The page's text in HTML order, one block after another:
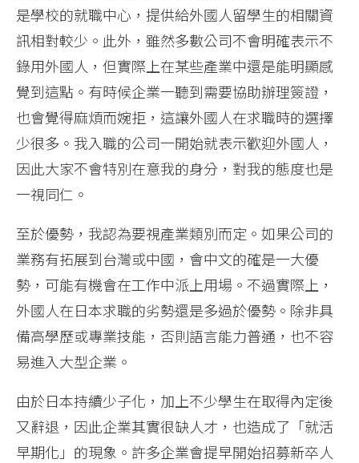
是學校的就職中心，提供給外國人留學生的相關資
訊相對較少。此外，雖然多數公司不會明確表示不
錄用外國人，但實際上在某些產業中還是能明顯感
覺到這點。有時候企業一聽到需要協助辦理簽證，
也會覺得麻煩而婉拒，這讓外國人在求職時的選擇
少很多。我入職的公司一開始就表示歡迎外國人，
因此大家不會特別在意我的身分，對我的態度也是
一視同仁。
至於優勢，我認為要視產業類別而定。如果公司的
業務有拓展到台灣或中國，會中文的確是一大優
勢，可能有機會在工作中派上用場。不過實際上，
外國人在日本求職的劣勢還是多過於優勢。除非具
備高學歷或專業技能，否則語言能力普通，也不容
易進入大型企業。
由於日本持續少子化，加上不少學生在取得內定後
又辭退，因此企業其實很缺人才，也造成了「就活
早期化」的現象。許多企業會提早開始招募新卒人